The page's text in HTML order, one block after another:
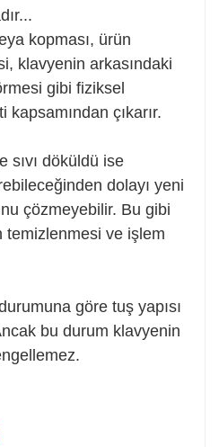
kopması, ürün
klavyenin arkasındaki
gibi fiziksel
çıkarır.
sıvı döküldü ise
dolayı yeni
çözmeyebilir. Bu gibi
temizlenmesi ve işlem
göre tuş yapısı
bu durum klavyenin